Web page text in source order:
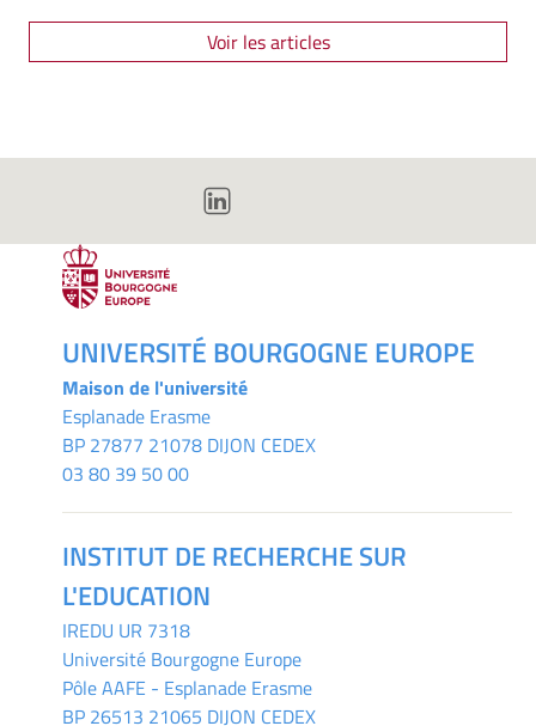
Voir les articles
UNIVERSITÉ BOURGOGNE EUROPE
Maison de l'université
Esplanade Erasme
BP 27877 21078 DIJON CEDEX
03 80 39 50 00
INSTITUT DE RECHERCHE SUR
L'EDUCATION
IREDU UR 7318
Université Bourgogne Europe
Pôle AAFE - Esplanade Erasme
BP 26513 21065 DIJON CEDEX